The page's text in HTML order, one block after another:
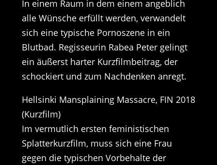
In einem Raum in dem einem angeblich
alle Wünsche erfüllt werden, verwandelt
sich eine typische Pornoszene in ein
Blutbad. Regisseurin Rabea Peter gelingt
ein äußerst harter Kurzfilmbeitrag, der
schockiert und zum Nachdenken anregt.
Hellsinki Mansplaining Massacre, FIN 2018
(Kurzfilm)
Im vermutlich ersten feministischen
Splatterkurzfilm, muss sich eine Frau
gegen die typischen Vorbehalte der